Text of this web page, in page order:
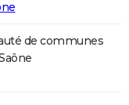
de communes